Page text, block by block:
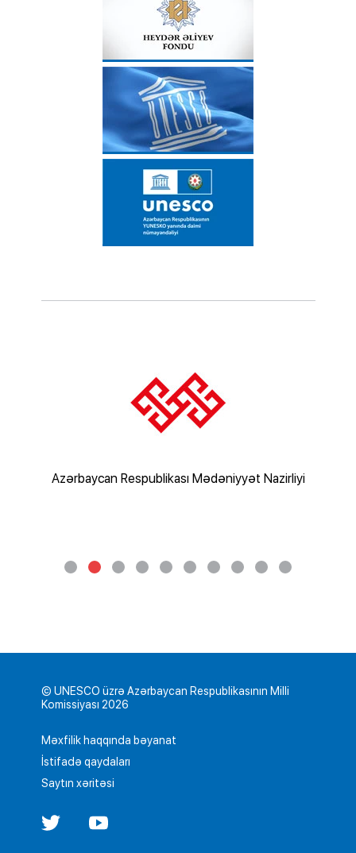
Azərbaycan Respublikası Mədəniyyət Nazirliyi
© UNESCO üzrə Azərbaycan Respublikasının Milli
Komissiyası 2026
Məxfilik haqqında bəyanat
İstifadə qaydaları
Saytın xəritəsi